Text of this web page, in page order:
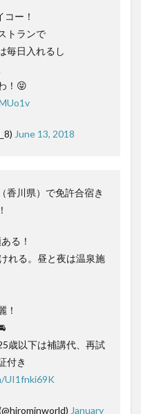
コー！
トランで
毎日入れるし
！😝
June 13, 2018
香川県）で免許合宿き
る！
れる。昼と夜は温泉施
！
歳以下は補講代、再試
付き
UI1fnki69K
January